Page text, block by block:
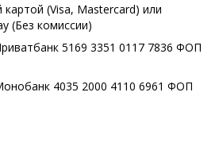
(Visa, Mastercard) или
(Без комиссии)
5169 3351 0117 7836 ФОП
4035 2000 4110 6961 ФОП